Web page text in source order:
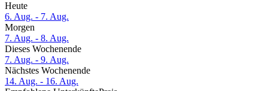
Heute
6. Aug. - 7. Aug.
Morgen
7. Aug. - 8. Aug.
Dieses Wochenende
7. Aug. - 9. Aug.
Nächstes Wochenende
14. Aug. - 16. Aug.